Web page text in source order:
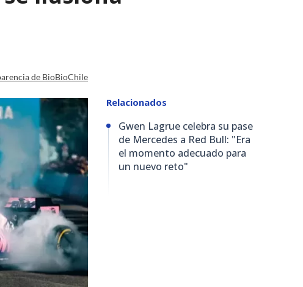
de BioBioChile
Relacionados
Gwen Lagrue celebra su pase
de Mercedes a Red Bull: "Era
el momento adecuado para
un nuevo reto"